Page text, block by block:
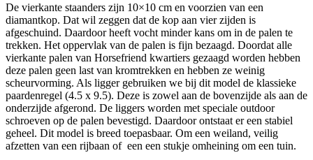
De vierkante staanders zijn 10×10 cm en voorzien van een
diamantkop. Dat wil zeggen dat de kop aan vier zijden is
afgeschuind. Daardoor heeft vocht minder kans om in de palen te
trekken. Het oppervlak van de palen is fijn bezaagd. Doordat alle
vierkante palen van Horsefriend kwartiers gezaagd worden hebben
deze palen geen last van kromtrekken en hebben ze weinig
scheurvorming. Als ligger gebruiken we bij dit model de klassieke
paardenregel (4.5 x 9.5). Deze is zowel aan de bovenzijde als aan de
onderzijde afgerond. De liggers worden met speciale outdoor
schroeven op de palen bevestigd. Daardoor ontstaat er een stabiel
geheel. Dit model is breed toepasbaar. Om een weiland, veilig
afzetten van een rijbaan of een een stukje omheining om een tuin.